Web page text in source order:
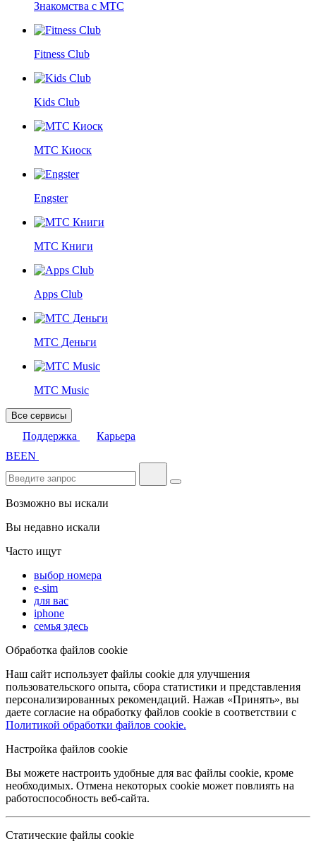
Знакомства с МТС
Fitness Club
Kids Club
МТС Киоск
Engster
МТС Книги
Apps Club
МТС Деньги
МТС Music
Все сервисы
Поддержка
Карьера
BEEN
Возможно вы искали
Вы недавно искали
Часто ищут
выбор номера
e-sim
для вас
iphone
семья здесь
Обработка файлов cookie
Наш сайт использует файлы cookie для улучшения
пользовательского опыта, сбора статистики и представления
персонализированных рекомендаций. Нажав «Принять», вы
даете согласие на обработку файлов cookie в соответствии с
Политикой обработки файлов cookie.
Настройка файлов cookie
Вы можете настроить удобные для вас файлы cookie, кроме
необходимых. Отмена некоторых cookie может повлиять на
работоспособность веб-сайта.
Статические файлы cookie